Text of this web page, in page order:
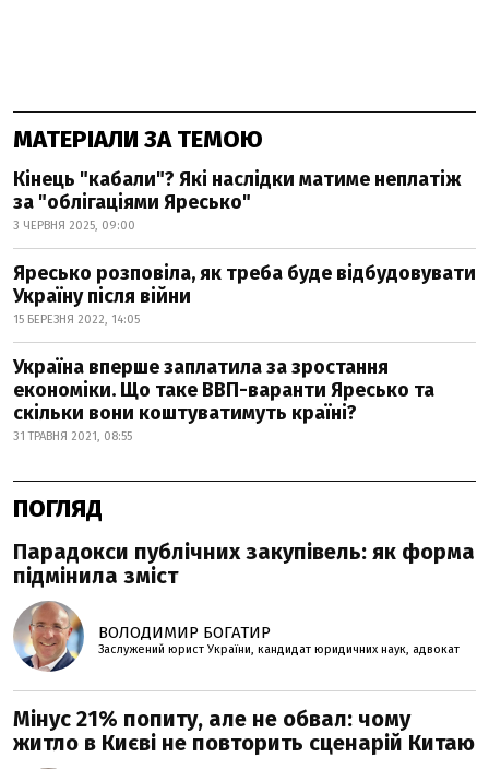
МАТЕРІАЛИ ЗА ТЕМОЮ
Кінець "кабали"? Які наслідки матиме неплатіж
за "облігаціями Яресько"
3 ЧЕРВНЯ 2025, 09:00
Яресько розповіла, як треба буде відбудовувати
Україну після війни
15 БЕРЕЗНЯ 2022, 14:05
Україна вперше заплатила за зростання
економіки. Що таке ВВП-варанти Яресько та
скільки вони коштуватимуть країні?
31 ТРАВНЯ 2021, 08:55
ПОГЛЯД
Парадокси публічних закупівель: як форма
підмінила зміст
ВОЛОДИМИР БОГАТИР
Заслужений юрист України, кандидат юридичних наук, адвокат
Мінус 21% попиту, але не обвал: чому
житло в Києві не повторить сценарій Китаю